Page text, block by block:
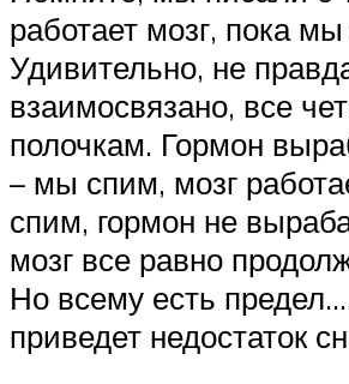
работает мозг, пока
Удивительно, не
взаимосвязано, все
полочкам. Гормон
– мы спим, мозг
спим, гормон не
мозг все равно
Но всему есть
приведет недостаток